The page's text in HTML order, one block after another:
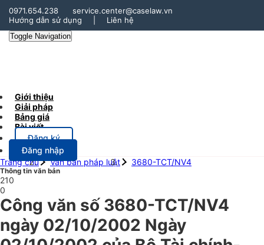
0971.654.238
service.center@caselaw.vn
Hướng dẫn sử dụng
Liên hệ
Toggle Navigation
Giới thiệu
Giải pháp
Bảng giá
Bài viết
Đăng ký
Đăng nhập
Trang chủ
Văn bản pháp luật 3680-TCT/NV4
Thông tin văn bản
210
0
Công văn số 3680-TCT/NV4
ngày 02/10/2002 Ngày